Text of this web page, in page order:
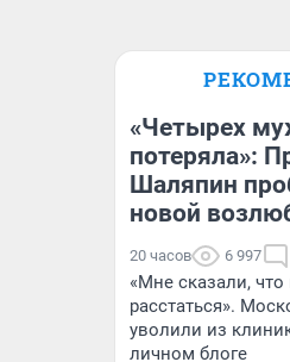
«Четырех
потеряла»:
Шаляпин
новой
20 часов 6 997
«Мне сказали,
расстаться».
уволили из
личном блоге